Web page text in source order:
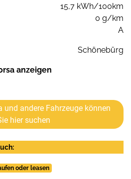
15,7 kWh/100km
0 g/km
A
Schönebürg
anzeigen
und andere Fahrzeuge können
hier suchen
oder leasen